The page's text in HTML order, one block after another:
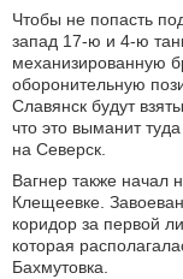
Чтобы не попасть
запад 17-ю и 4-ю
механизированную
оборонительную
Славянск будут
что это выманит
на Северск.
Вагнер также начал
Клещеевке.
коридор за первой
которая
Бахмутовка.